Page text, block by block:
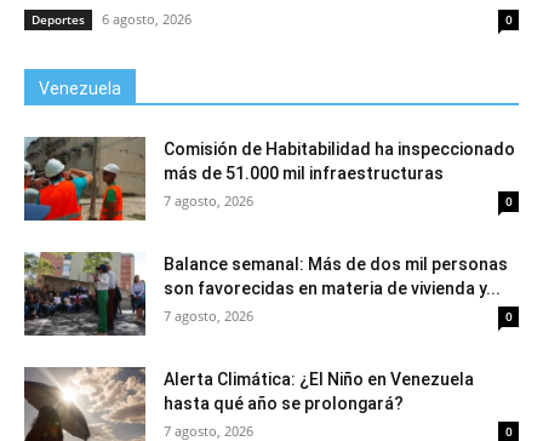
Deportes 6 agosto, 2026 0
Venezuela
Comisión de Habitabilidad ha inspeccionado
más de 51.000 mil infraestructuras
7 agosto, 2026 0
Balance semanal: Más de dos mil personas
son favorecidas en materia de vivienda y...
7 agosto, 2026 0
Alerta Climática: ¿El Niño en Venezuela
hasta qué año se prolongará?
7 agosto, 2026 0